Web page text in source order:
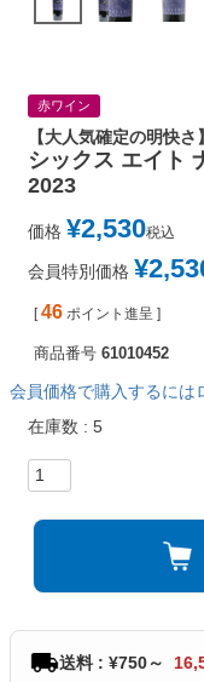
赤ワイン
【大人気確定の明快さ】
シックス エイト
2023
価格 ¥2,530税込
会員特別価格 ¥
[ 46 ポイント進呈 ]
商品番号 61010452
会員価格で購入するには
在庫数
5
送料 : ¥750～